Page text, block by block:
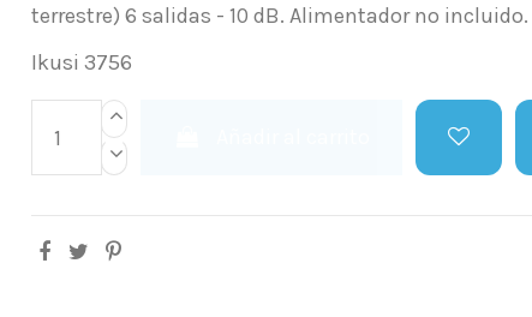
terrestre) 6 salidas - 10 dB. Alimentador no incluido.
Ikusi 3756